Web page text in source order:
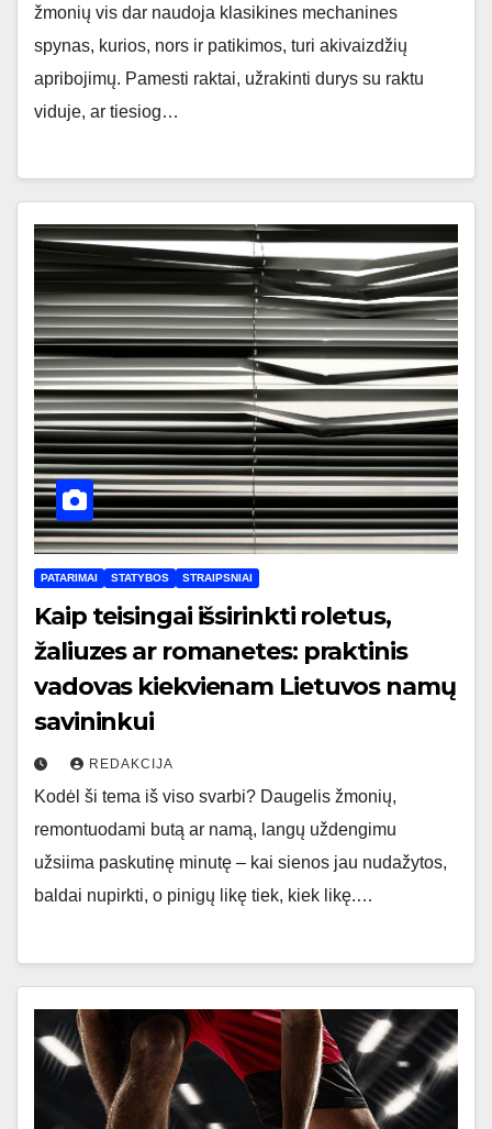
žmonių vis dar naudoja klasikines mechanines
spynas, kurios, nors ir patikimos, turi akivaizdžių
apribojimų. Pamesti raktai, užrakinti durys su raktu
viduje, ar tiesiog…
PATARIMAI STATYBOS STRAIPSNIAI
Kaip teisingai išsirinkti roletus,
žaliuzes ar romanetes: praktinis
vadovas kiekvienam Lietuvos namų
savininkui
REDAKCIJA
Kodėl ši tema iš viso svarbi? Daugelis žmonių,
remontuodami butą ar namą, langų uždengimu
užsiima paskutinę minutę – kai sienos jau nudažytos,
baldai nupirkti, o pinigų likę tiek, kiek likę.…